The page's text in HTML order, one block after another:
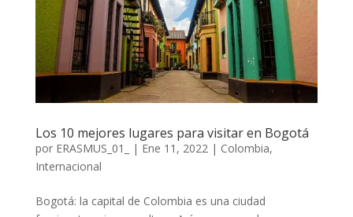
Los 10 mejores lugares para visitar en Bogotá
por ERASMUS_01_ | Ene 11, 2022| Colombia,
Internacional
Bogotá: la capital de Colombia es una ciudad